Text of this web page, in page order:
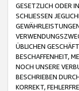
GESETZLICH ODER
SCHLIESSEN
ÜBLICHEN
BESCHAFFENHEIT,
NOCH UNSERE
BESCHRIEBEN
KORREKT,